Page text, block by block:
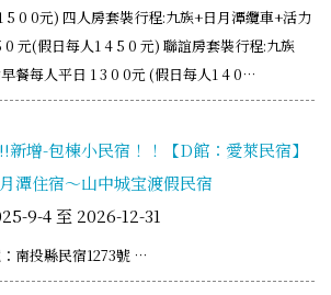
5 0 0元) 四人房套裝行程:九族+日月潭纜車+活力
0 元(假日每人1 4 5 0 元) 聯誼房套裝行程:九族
餐每人平日 1 3 0 0元 (假日每人1 4 0…
新增-包棟小民宿！！【D館：愛萊民宿】
潭住宿～山中城宝渡假民宿
9-4 至 2026-12-31
南投縣民宿1273號 …